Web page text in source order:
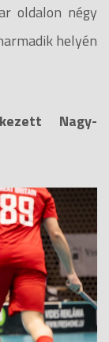
oldalon négy
helyén
Nagy-